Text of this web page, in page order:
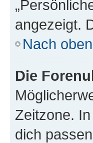
angezeigt.
Nach oben
Die
Zeitzone.
dich